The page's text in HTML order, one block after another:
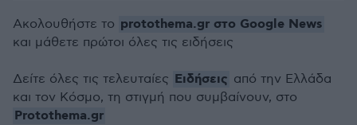
Ακολουθήστε το protothema.gr στο Google News
και μάθετε πρώτοι όλες τις ειδήσεις
Δείτε όλες τις τελευταίες Ειδήσεις από την Ελλάδα
και τον Κόσμο, τη στιγμή που συμβαίνουν, στο
Protothema.gr